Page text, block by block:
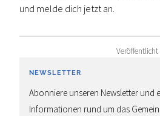
und melde dich jetzt an.
Veröffentlicht
NEWSLETTER
Abonniere unseren Newsletter und
Informationen rund um das